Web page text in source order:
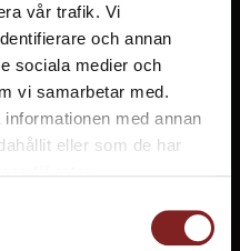
vår trafik. Vi
och annan
sociala medier och
vi samarbetar med.
med annan
eller som de har